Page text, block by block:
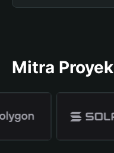
Mitra Proyek